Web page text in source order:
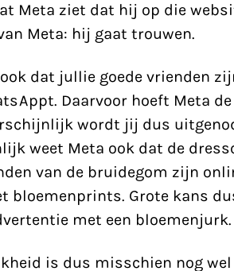
Meta ziet dat hij op die
Meta: hij gaat trouwen.
dat jullie goede vrienden
Daarvoor hoeft Meta
wordt jij dus
weet Meta ook dat de
van de bruidegom zijn
bloemenprints. Grote kans
met een
is dus misschien nog